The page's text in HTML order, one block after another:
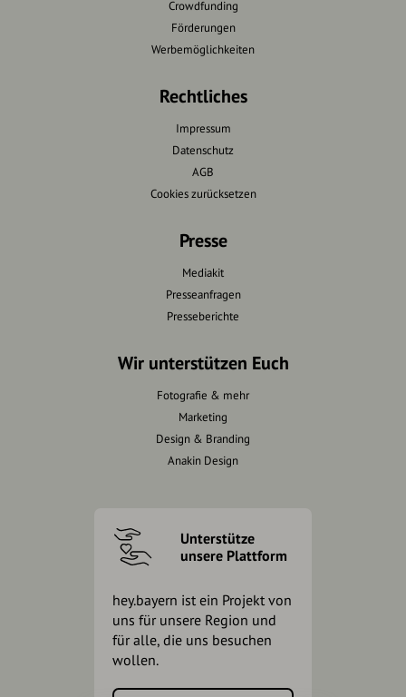
Crowdfunding
Förderungen
Werbemöglichkeiten
Rechtliches
Impressum
Datenschutz
AGB
Cookies zurücksetzen
Presse
Mediakit
Presseanfragen
Presseberichte
Wir unterstützen Euch
Fotografie & mehr
Marketing
Design & Branding
Anakin Design
Unterstütze
unsere Plattform
hey.bayern ist ein Projekt von
uns für unsere Region und
für alle, die uns besuchen
wollen.